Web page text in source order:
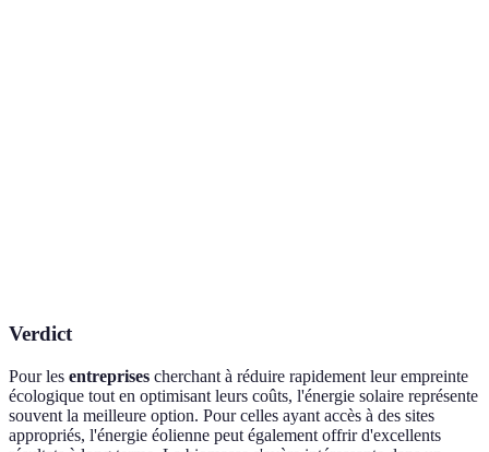
Verdict
Pour les entreprises cherchant à réduire rapidement leur empreinte
écologique tout en optimisant leurs coûts, l'énergie solaire représente
souvent la meilleure option. Pour celles ayant accès à des sites
appropriés, l'énergie éolienne peut également offrir d'excellents